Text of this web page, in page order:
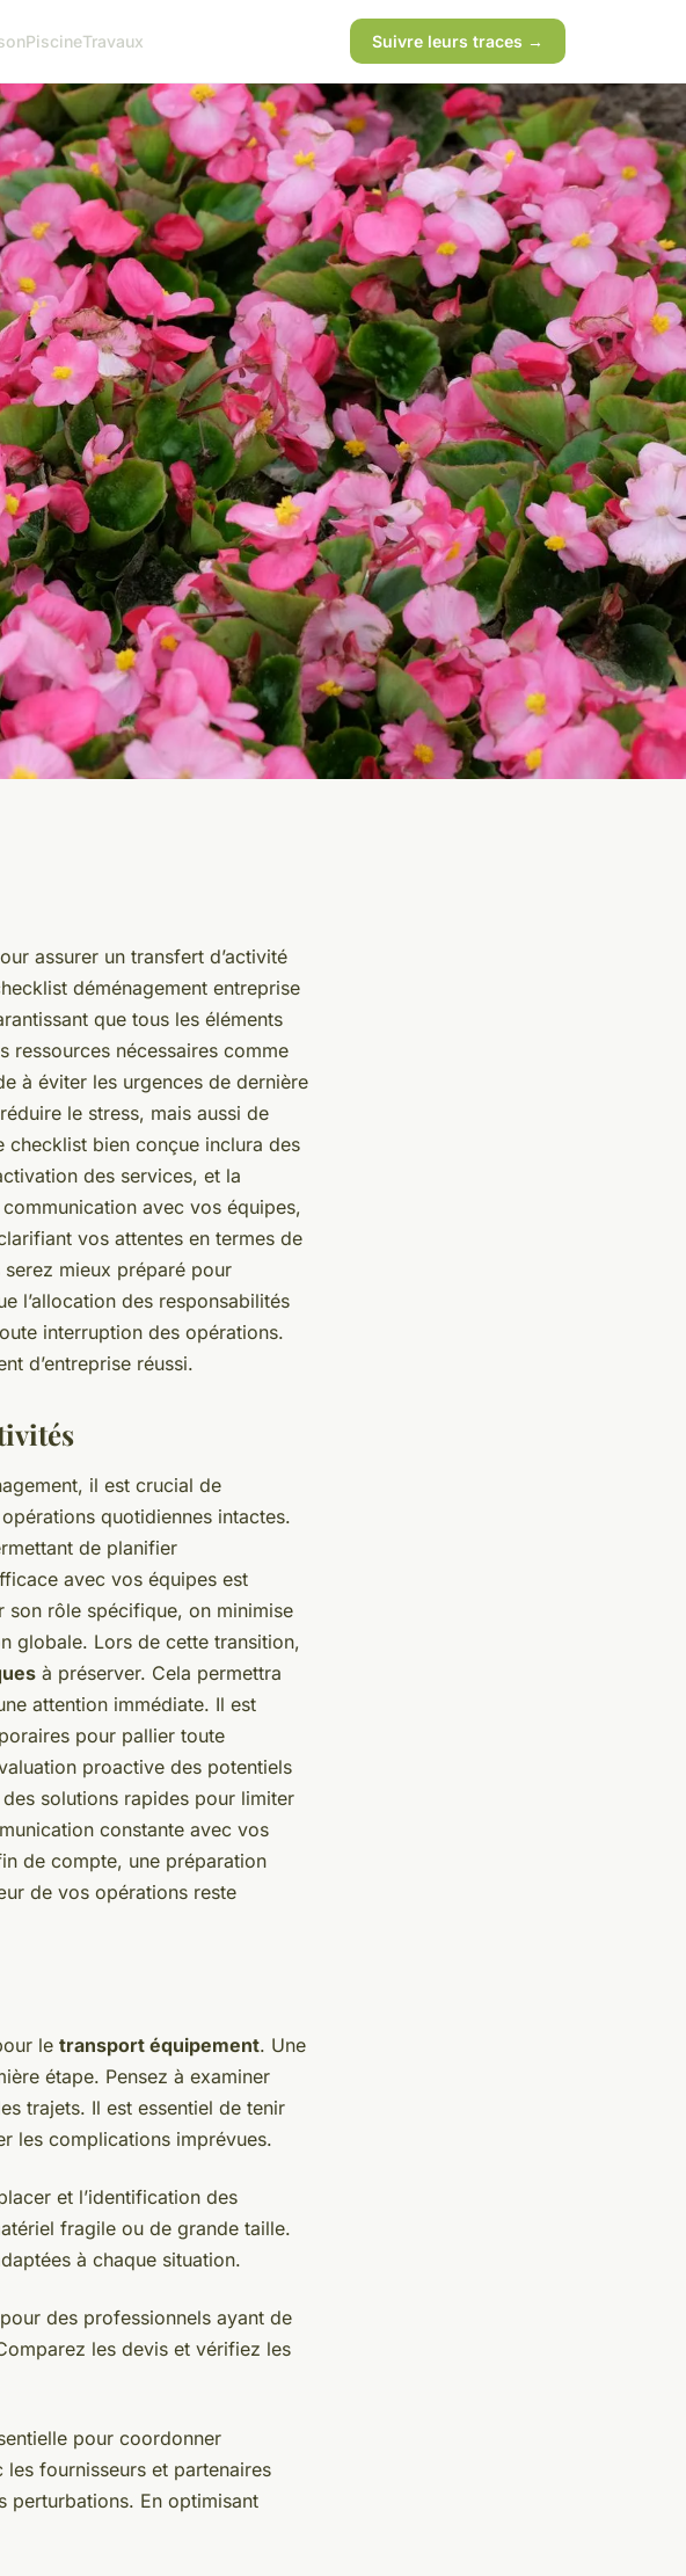
PiscineTravaux Suivre leurs traces →
assurer un transfert d’activité
déménagement entreprise
que tous les éléments
ressources nécessaires comme
à éviter les urgences de dernière
le stress, mais aussi de
checklist bien conçue inclura des
des services, et la
avec vos équipes,
vos attentes en termes de
mieux préparé pour
l’allocation des responsabilités
interruption des opérations.
d’entreprise réussi.
il est crucial de
quotidiennes intactes.
de planifier
avec vos équipes est
son rôle spécifique, on minimise
globale. Lors de cette transition,
à préserver. Cela permettra
attention immédiate. Il est
pour pallier toute
proactive des potentiels
solutions rapides pour limiter
constante avec vos
de compte, une préparation
de vos opérations reste
le transport équipement. Une
étape. Pensez à examiner
trajets. Il est essentiel de tenir
les complications imprévues.
et l’identification des
fragile ou de grande taille.
à chaque situation.
des professionnels ayant de
les devis et vérifiez les
pour coordonner
fournisseurs et partenaires
perturbations. En optimisant